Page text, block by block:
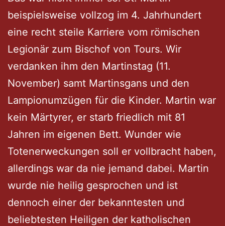
beispielsweise vollzog im 4. Jahrhundert
eine recht steile Karriere vom römischen
Legionär zum Bischof von Tours. Wir
verdanken ihm den Martinstag (11.
November) samt Martinsgans und den
Lampionumzügen für die Kinder. Martin war
kein Märtyrer, er starb friedlich mit 81
Jahren im eigenen Bett. Wunder wie
Totenerweckungen soll er vollbracht haben,
allerdings war da nie jemand dabei. Martin
wurde nie heilig gesprochen und ist
dennoch einer der bekanntesten und
beliebtesten Heiligen der katholischen